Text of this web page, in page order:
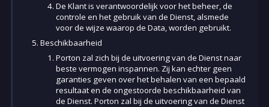
De Klant is verantwoordelijk voor het beheer, de
controle en het gebruik van de Dienst, alsmede
voor de wijze waarop de Data, worden gebruikt.
Beschikbaarheid
Porton zal zich bij de uitvoering van de Dienst naar
beste vermogen inspannen. Zij kan echter geen
garanties geven over het behalen van een bepaald
resultaat en de ongestoorde beschikbaarheid van
de Dienst. Porton zal bij de uitvoering van de Dienst